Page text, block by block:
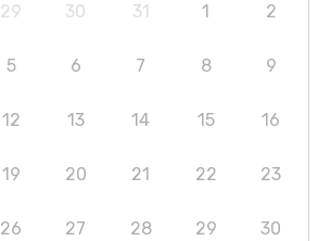
29 30 31 1 2
5 6 7 8 9
12 13 14 15 16
19 20 21 22 23
26 27 28 29 30